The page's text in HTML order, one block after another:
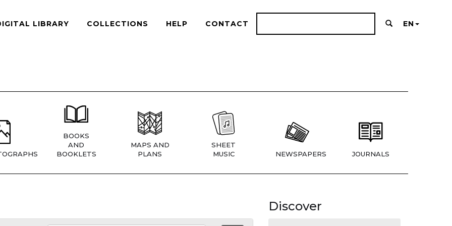
LIBRARY COLLECTIONS HELP CONTACT EN
BOOKS
AND
BOOKLETS
MAPS AND
PLANS
SHEET
MUSIC
NEWSPAPERS JOURNALS
Discover